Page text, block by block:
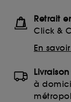
Retrait
Click &
En
à